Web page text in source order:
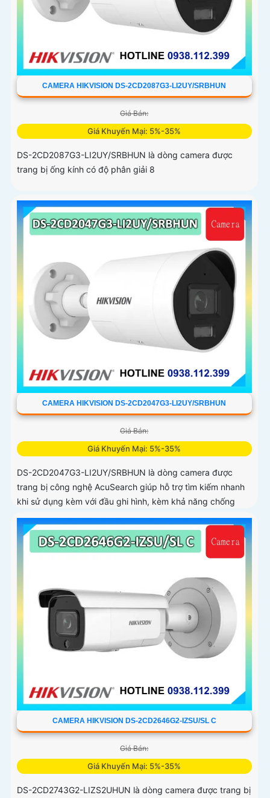
CAMERA HIKVISION DS-2CD2087G3-LI2UY/SRBHUN
Giá Bán:
Giá Khuyến Mại: 5%-35%
DS-2CD2087G3-LI2UY/SRBHUN là dòng camera được
trang bị ống kính có độ phân giải 8
CAMERA HIKVISION DS-2CD2047G3-LI2UY/SRBHUN
Giá Bán:
Giá Khuyến Mại: 5%-35%
DS-2CD2047G3-LI2UY/SRBHUN là dòng camera được
trang bị công nghệ AcuSearch giúp hỗ trợ tìm kiếm nhanh
khi sử dụng kèm với đầu ghi hình, kèm khả năng chống
ngược sáng WDR 130dB, trang bị micro kép và loa hỗ trợ
đàm thoại 2 chiều, ống kính 4
CAMERA HIKVISION DS-2CD2646G2-IZSU/SL C
Giá Bán:
Giá Khuyến Mại: 5%-35%
DS-2CD2743G2-LIZS2UHUN là dòng camera được trang bị